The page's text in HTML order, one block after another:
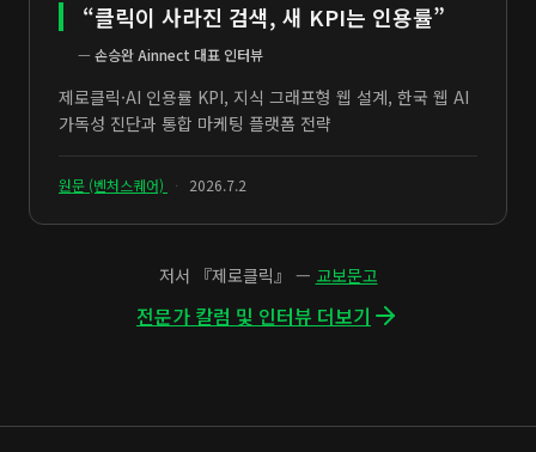
“클릭이 사라진 검색, 새 KPI는 인용률”
— 손승완 Ainnect 대표 인터뷰
제로클릭·AI 인용률 KPI, 지식 그래프형 웹 설계, 한국 웹 AI
가독성 진단과 통합 마케팅 플랫폼 전략
원문 (벤처스퀘어) · 2026.7.2
저서 『제로클릭』 — 교보문고
전문가 칼럼 및 인터뷰 더보기